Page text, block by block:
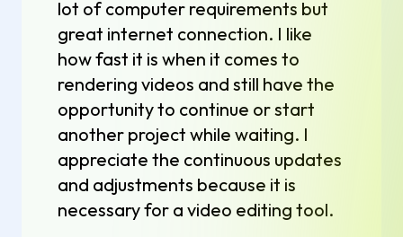
lot of computer requirements but
great internet connection. I like
how fast it is when it comes to
rendering videos and still have the
opportunity to continue or start
another project while waiting. I
appreciate the continuous updates
and adjustments because it is
necessary for a video editing tool.